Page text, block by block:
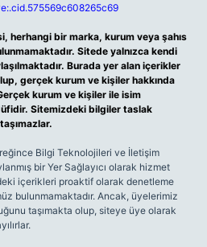
herhangi bir marka, kurum veya şahıs
Sitede yalnızca kendi
Burada yer alan içerikler
gerçek kurum ve kişiler hakkında
kurum ve kişiler ile isim
Sitemizdeki bilgiler taslak
Bilgi Teknolojileri ve İletişim
bir Yer Sağlayıcı olarak hizmet
içerikleri proaktif olarak denetleme
bulunmamaktadır. Ancak, üyelerimiz
taşımakta olup, siteye üye olarak